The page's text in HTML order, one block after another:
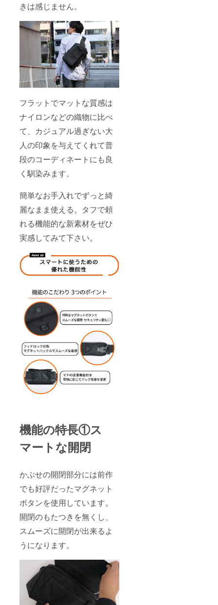
きは感じません。
フラットでマットな質感は
ナイロンなどの織物に比べ
て、カジュアル過ぎない大
人の印象を与えてくれて普
段のコーディネートにも良
く馴染みます。
簡単なお手入れでずっと綺
麗なまま使える。タフで頼
れる機能的な新素材をぜひ
実感してみて下さい。
機能の特長①ス
マートな開閉
かぶせの開閉部分には前作
でも好評だったマグネット
ボタンを使用しています。
開閉のもたつきを無くし、
スムーズに開閉が出来るよ
うになります。